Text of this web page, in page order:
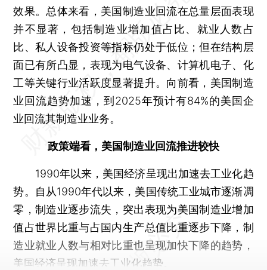
效果。总体来看，美国制造业回流在总量层面表现
并不显著，包括制造业增加值占比、就业人数占
比、私人设备投资等指标仍处于低位；但在结构层
面已有所凸显，表现为电气设备、计算机电子、化
工等关键行业活跃度显著提升。向前看，美国制造
业回流趋势加速，到2025年预计有84%的美国企
业回流其制造业业务。
政策端看，美国制造业回流推进较快
1990年以来，美国经济呈现出加速去工业化趋
势。自从1990年代以来，美国传统工业城市逐渐凋
零，制造业逐步流失，突出表现为美国制造业增加
值占世界比重与占国内生产总值比重逐步下降，制
造业就业人数与相对比重也呈现加快下降的趋势，
美国经济呈现加速去工业化趋势。